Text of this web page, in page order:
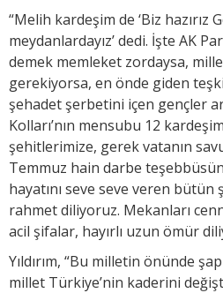
“Melih kardeşim de ‘Biz hazırız
meydanlardayız’ dedi. İşte AK
demek memleket zordaysa,
gerekiyorsa, en önde giden
şehadet şerbetini içen gençler
Kolları’nın mensubu 12
şehitlerimize, gerek vatanın
Temmuz hain darbe
hayatını seve seve veren bütün
rahmet diliyoruz. Mekanları
acil şifalar, hayırlı uzun ömür
Yıldırım, “Bu milletin önünde
millet Türkiye’nin kaderini